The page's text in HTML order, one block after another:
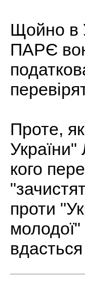
Щойно в
ПАРЄ
Проте,
кого
проти